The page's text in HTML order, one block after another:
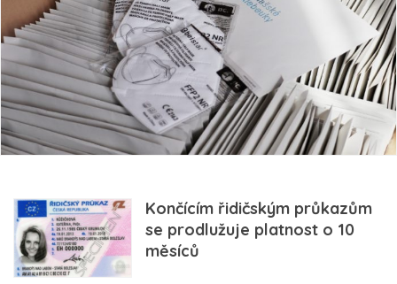
Končícím řidičským průkazům
se prodlužuje platnost o 10
měsíců